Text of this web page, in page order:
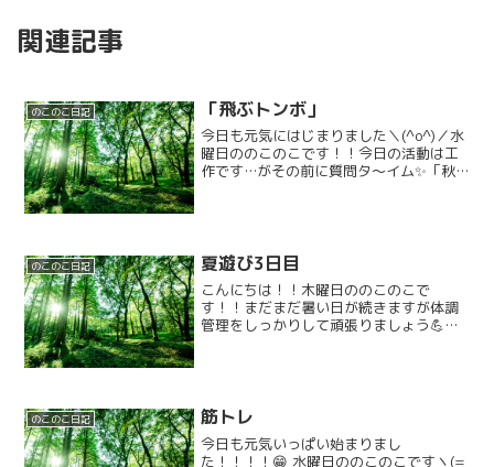
関連記事
のこのこ日記 「飛ぶトンボ」
今日も元気にはじまりました＼(^o^)／水
曜日ののこのこです！！今日の活動は工
作です…がその前に質問タ～イム✨️「秋
のこのこ日記 夏遊び3日目
こんにちは！！木曜日ののこのこで
す！！まだまだ暑い日が続きますが体調
管理をしっかりして頑張りましょう💪今
のこのこ日記 筋トレ
今日も元気いっぱい始まりまし
た！！！！😁 水曜日ののこのこですヽ(=